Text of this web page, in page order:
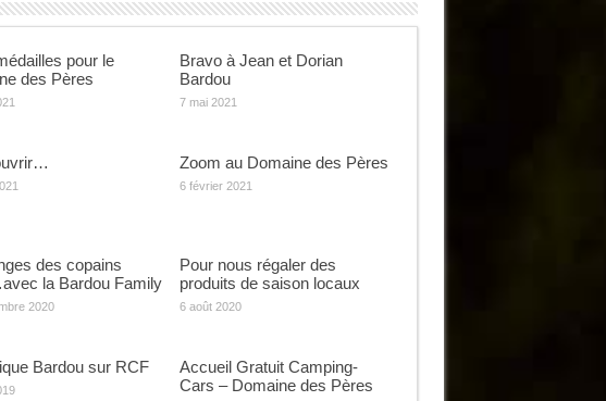
pour le
des Pères
Bravo à Jean et Dorian
Bardou
7 mai 2021
Zoom au Domaine des Pères
6 février 2021
des copains
la Bardou Family
2020
Pour nous régaler des
produits de saison locaux
6 août 2020
Bardou sur RCF
Accueil Gratuit Camping-
Cars – Domaine des Pères